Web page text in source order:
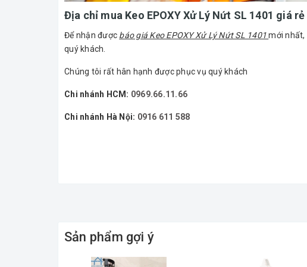
Địa chỉ mua Keo EPOXY Xử Lý Nứt SL 1401 giá
Để nhận được báo giá Keo EPOXY Xử Lý Nứt SL 1401mới nhất,
quý khách.
Chúng tôi rất hân hạnh được phục vụ quý khách
Chi nhánh HCM: 0969.66.11.66
Chi nhánh Hà Nội: 0916 611 588
Sản phẩm gợi ý